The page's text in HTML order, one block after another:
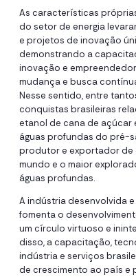
As características
do setor de energia
e projetos de inovação
demonstrando a
inovação e
mudança e busca
Nesse sentido, entre
conquistas brasileiras
etanol de cana de açúcar
águas profundas do pré-
produtor e exportador de
mundo e o maior
águas profundas.
A indústria desenvolvida
fomenta o
um círculo virtuoso e
disso, a capacitação,
indústria e serviços
de crescimento ao país e